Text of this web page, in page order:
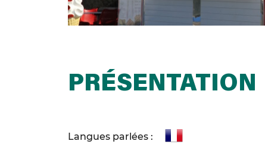
PRÉSENTATION
Langues parlées :